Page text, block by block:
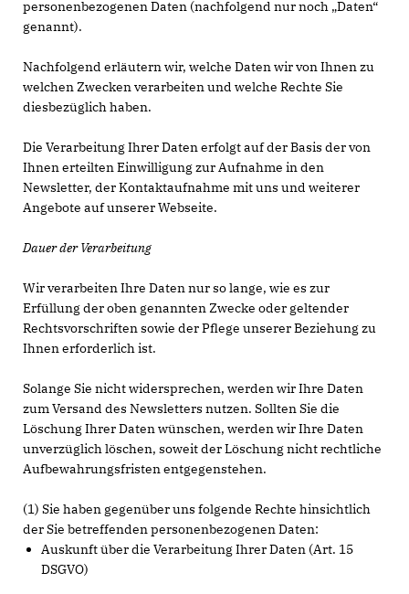
personenbezogenen Daten (nachfolgend nur noch „Daten“
genannt).
Nachfolgend erläutern wir, welche Daten wir von Ihnen zu
welchen Zwecken verarbeiten und welche Rechte Sie
diesbezüglich haben.
Die Verarbeitung Ihrer Daten erfolgt auf der Basis der von
Ihnen erteilten Einwilligung zur Aufnahme in den
Newsletter, der Kontaktaufnahme mit uns und weiterer
Angebote auf unserer Webseite.
Dauer der Verarbeitung
Wir verarbeiten Ihre Daten nur so lange, wie es zur
Erfüllung der oben genannten Zwecke oder geltender
Rechtsvorschriften sowie der Pflege unserer Beziehung zu
Ihnen erforderlich ist.
Solange Sie nicht widersprechen, werden wir Ihre Daten
zum Versand des Newsletters nutzen. Sollten Sie die
Löschung Ihrer Daten wünschen, werden wir Ihre Daten
unverzüglich löschen, soweit der Löschung nicht rechtliche
Aufbewahrungsfristen entgegenstehen.
(1) Sie haben gegenüber uns folgende Rechte hinsichtlich
der Sie betreffenden personenbezogenen Daten:
Auskunft über die Verarbeitung Ihrer Daten (Art. 15
DSGVO)